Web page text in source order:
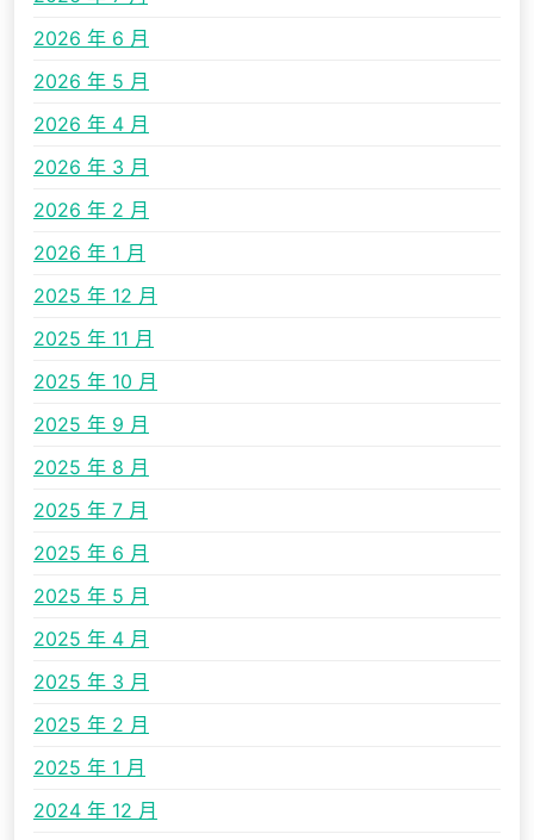
2026 年 6 月
2026 年 5 月
2026 年 4 月
2026 年 3 月
2026 年 2 月
2026 年 1 月
2025 年 12 月
2025 年 11 月
2025 年 10 月
2025 年 9 月
2025 年 8 月
2025 年 7 月
2025 年 6 月
2025 年 5 月
2025 年 4 月
2025 年 3 月
2025 年 2 月
2025 年 1 月
2024 年 12 月